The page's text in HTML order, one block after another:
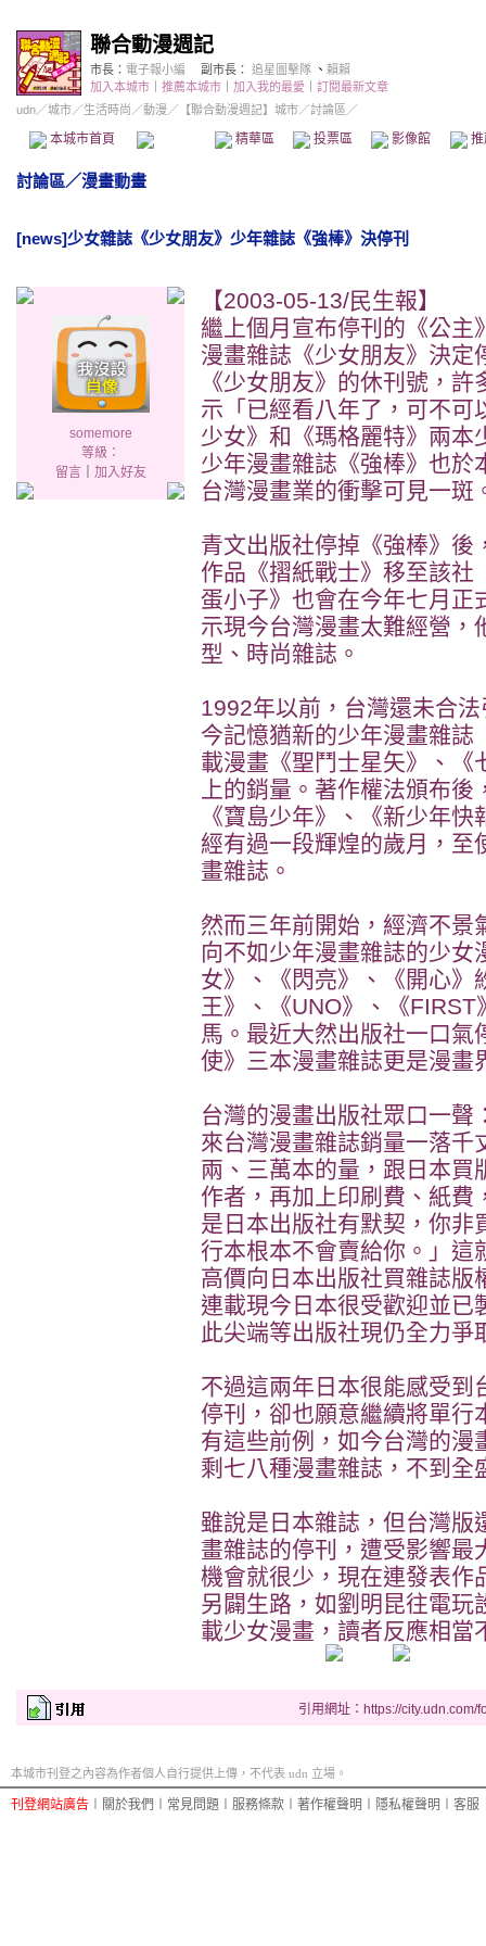
聯合動漫週記
市長： 電子報小編 副市長： 追星圖擊隊 、 賴賴
加入本城市
推薦本城市 加入我的最愛
訂閱最新文章
udn／城市／生活時尚 ／動漫 ／ 【聯合動漫週記】城市／討論區／
本城市首頁 精華區 投票區 影像館
討論區／漫畫動畫
[news]少女雜誌《少女朋友》少年雜誌《強棒》決停刊
somemore
等級：
留言｜ 加入好友
【2003-05-13/民生報】
繼上個月宣布停刊的《公主
漫畫雜誌《少女朋友》決定
《少女朋友》的休刊號，
示「已經看八年了，可不可
少女》和《瑪格麗特》兩本
少年漫畫雜誌《強棒》也於
台灣漫畫業的衝擊可見一斑
青文出版社停掉《強棒》後
作品《摺紙戰士》移至該社
蛋小子》也會在今年七月正
示現今台灣漫畫太難經營，
型、時尚雜誌。
1992年以前，台灣還未合
今記憶猶新的少年漫畫雜誌
載漫畫《聖鬥士星矢》、《
上的銷量。著作權法頒布
《寶島少年》、《新少年
經有過一段輝煌的歲月，至
畫雜誌。
然而三年前開始，經濟不景
向不如少年漫畫雜誌的少女
女》、《閃亮》、《開心》
王》、《UNO》、《
馬。最近大然出版社一口氣
使》三本漫畫雜誌更是漫畫
台灣的漫畫出版社眾口一聲
來台灣漫畫雜誌銷量一落千
兩、三萬本的量，跟日本買
作者，再加上印刷費、紙費
是日本出版社有默契，你非
行本根本不會賣給你。」這
高價向日本出版社買雜誌版
連載現今日本很受歡迎並已
此尖端等出版社現仍全力爭
不過這兩年日本很能感受到
停刊，卻也願意繼續將單行
有這些前例，如今台灣的漫
剩七八種漫畫雜誌，不到全
雖說是日本雜誌，但台灣版
畫雜誌的停刊，遭受影響最
機會就很少，現在連發表作
另闢生路，如劉明昆往電玩
載少女漫畫，讀者反應相
引用網址：https://
本城市刊登之內容為作者個人自行提供上傳，不代表 udn 立場。
刊登網站廣告 關於我們 常見問題 服務條款 著作權聲明 隱私權聲明 客服